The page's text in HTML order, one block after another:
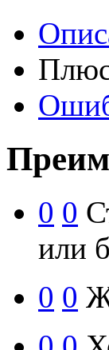
0 0
или
0 0